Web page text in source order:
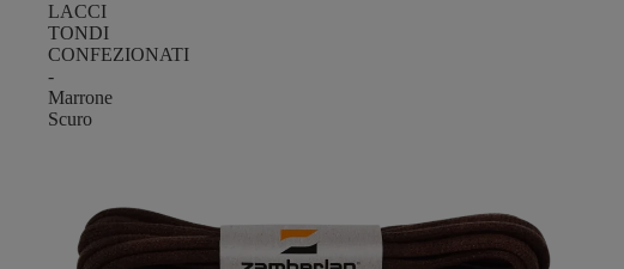
LACCI
TONDI
CONFEZIONATI
-
Marrone
Scuro